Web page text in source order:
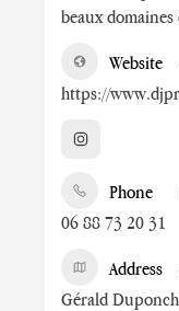
beaux
Website
https://
Phone
06 88 73 20 31
Address
Gérald